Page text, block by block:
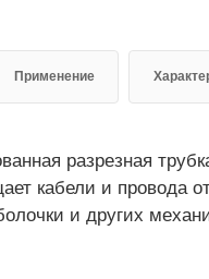
Применение
разрезная
кабели и провода
и других